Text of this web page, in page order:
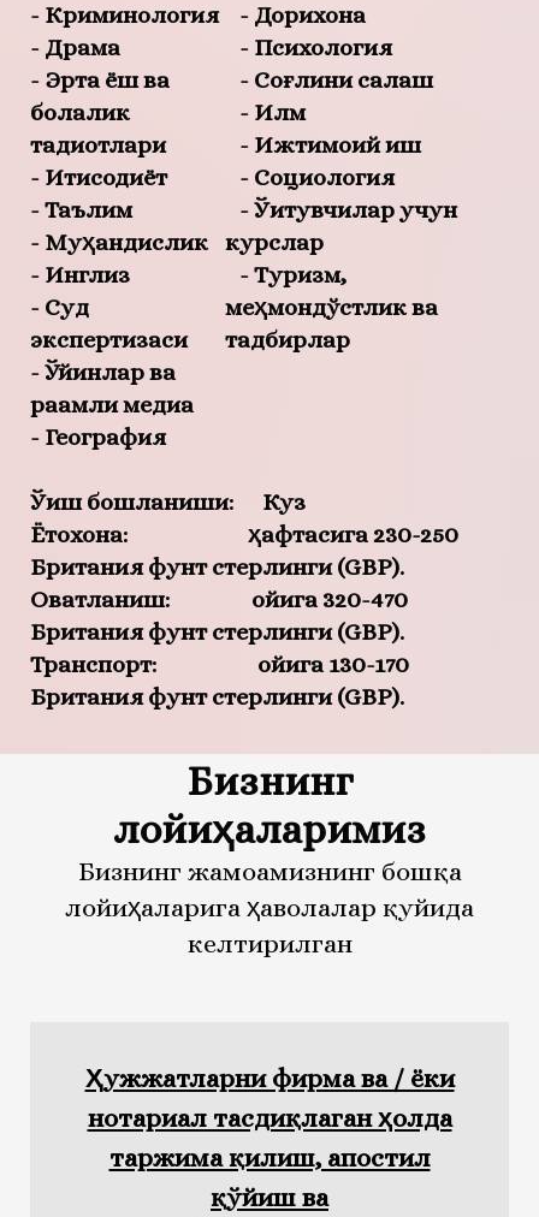
- Криминология
- Драма
- Эрта ёш ва
болалик
тадқиқотлари
- Иқтисодиёт
- Таълим
- Муҳандислик
- Инглиз
- Суд
экспертизаси
- Ўйинлар ва
рақамли медиа
- География
- Дорихона
- Психология
- Соғлиқни сақлаш
- Илм
- Ижтимоий иш
- Социология
- Ўқитувчилар учун
курслар
- Туризм,
меҳмондўстлик ва
тадбирлар
Ўқиш бошланиши: Куз
Ётоқхона: ҳафтасига 230-250
Британия фунт стерлинги (GBP).
Овқатланиш: ойига 320-470
Британия фунт стерлинги (GBP).
Транспорт: ойига 130-170
Британия фунт стерлинги (GBP).
Бизнинг
лойиҳаларимиз
Бизнинг жамоамизнинг бошқа
лойиҳаларига ҳаволалар қуйида
келтирилган
Ҳужжатларни фирма ва / ёки
нотариал тасдиқлаган ҳолда
таржима қилиш, апостил
қўйиш ва